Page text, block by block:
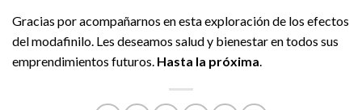
Gracias por acompañarnos en esta exploración de los efectos
del modafinilo. Les deseamos salud y bienestar en todos sus
emprendimientos futuros. Hasta la próxima.